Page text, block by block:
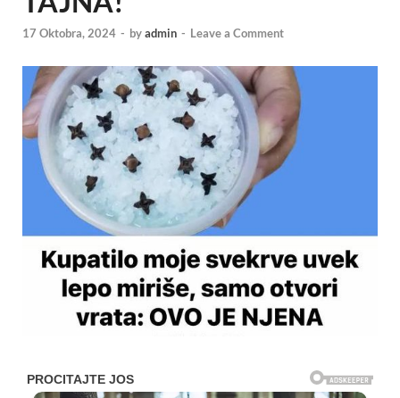
17 Oktobra, 2024 - byadmin - Leave a Comment